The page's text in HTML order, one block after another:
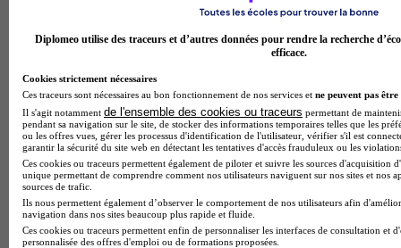
RedSup
Clichy
Diplomeo utilise des traceurs et d’autres données pour rendre la recherche
efficace.
Cookies strictement nécessaires
Ces traceurs sont nécessaires au bon fonctionnement de nos services et ne peuvent pas être
Il s'agit notamment de l'ensemble des cookies ou traceurs permettant de
pendant sa navigation sur le site, de stocker des informations temporaires telles que les
ou les offres vues, gérer les processus d'identification de l'utilisateur, vérifier s'il est
garantir la sécurité du site web en détectant les tentatives d'accès frauduleux ou les
Ces cookies ou traceurs permettent également de piloter et suivre les sources d'acquisition
unique permettant de comprendre comment nos utilisateurs naviguent sur nos sites et nos
sources de trafic.
Ils nous permettent également d’observer le comportement de nos utilisateurs afin
navigation dans nos sites beaucoup plus rapide et fluide.
Ces cookies ou traceurs permettent enfin de personnaliser les interfaces de consultation et
personnalisée des offres d'emploi ou de formations proposées.